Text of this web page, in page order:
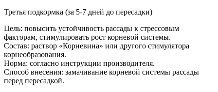
Третья подкормка (за 5-7 дней до пересадки)
Цель: повысить устойчивость рассады к стрессовым
факторам, стимулировать рост корневой системы.
Состав: раствор «Корневина» или другого стимулятора
корнеобразования.
Норма: согласно инструкции производителя.
Способ внесения: замачивание корневой системы рассады
перед пересадкой.